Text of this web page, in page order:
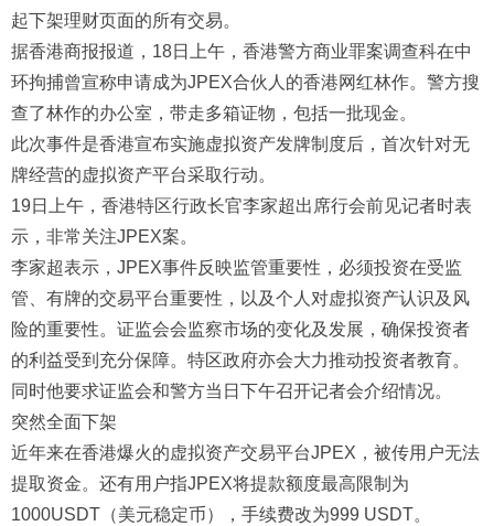
起下架理财页面的所有交易。
据香港商报报道，18日上午，香港警方商业罪案调查科在中
环拘捕曾宣称申请成为JPEX合伙人的香港网红林作。警方搜
查了林作的办公室，带走多箱证物，包括一批现金。
此次事件是香港宣布实施虚拟资产发牌制度后，首次针对无
牌经营的虚拟资产平台采取行动。
19日上午，香港特区行政长官李家超出席行会前见记者时表
示，非常关注JPEX案。
李家超表示，JPEX事件反映监管重要性，必须投资在受监
管、有牌的交易平台重要性，以及个人对虚拟资产认识及风
险的重要性。证监会会监察市场的变化及发展，确保投资者
的利益受到充分保障。特区政府亦会大力推动投资者教育。
同时他要求证监会和警方当日下午召开记者会介绍情况。
突然全面下架
近年来在香港爆火的虚拟资产交易平台JPEX，被传用户无法
提取资金。还有用户指JPEX将提款额度最高限制为
1000USDT（美元稳定币），手续费改为999 USDT。